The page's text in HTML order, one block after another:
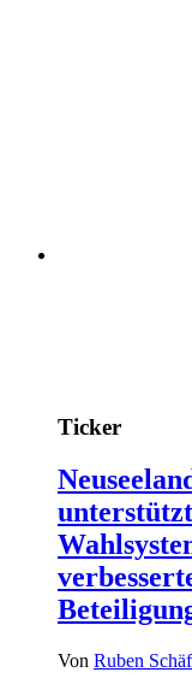
Ticker
Von Ruben